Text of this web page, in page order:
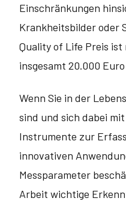
Einschränkungen
Krankheitsbilder oder
Quality of Life Preis ist
insgesamt 20.000
Wenn Sie in der
sind und sich dabei
Instrumente zur
innovativen
Messparameter
Arbeit wichtige